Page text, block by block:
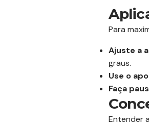
Para
Ajuste a
graus.
Use o
Faça
Entender